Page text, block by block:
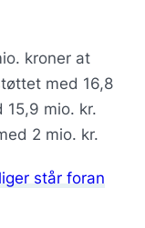
kroner at
med 16,8
15,9 mio. kr.
2 mio. kr.
står foran